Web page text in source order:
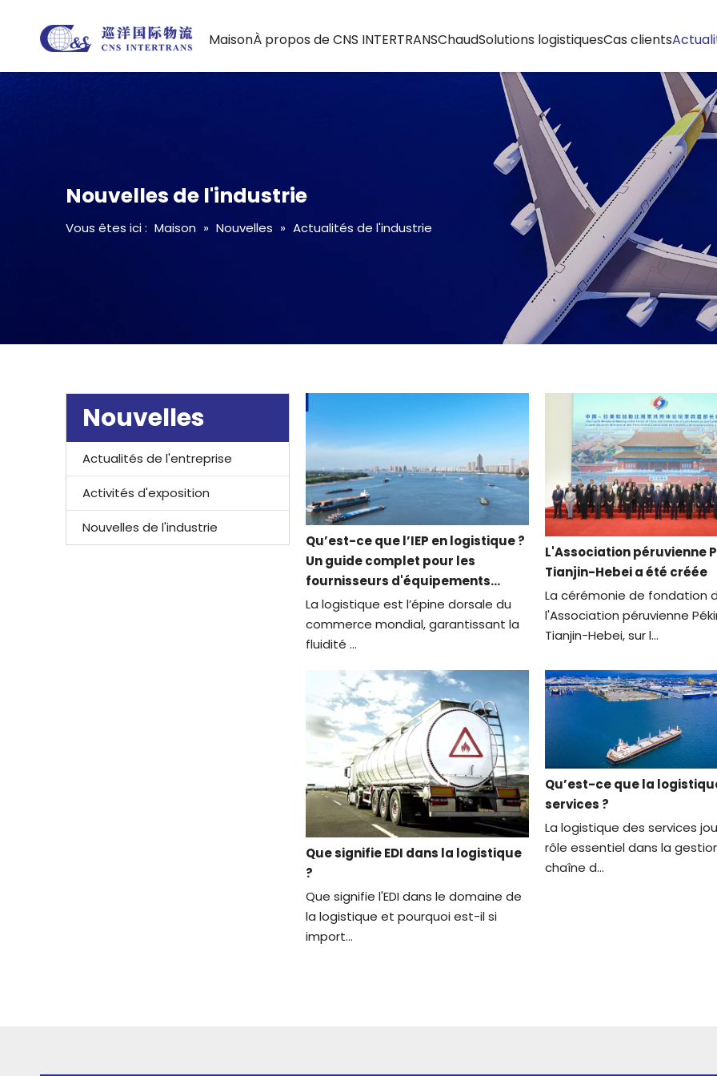
MaisonÀ propos de CNS INTERTRANSChaudSolutions logistiquesCas clients
Nouvelles de l'industrie
Vous êtes ici : Maison » Nouvelles » Actualités de l'industrie
Nouvelles
Actualités de l'entreprise
Activités d'exposition
Nouvelles de l'industrie
Qu’est-ce que l’IEP en logistique ?
Un guide complet pour les
fournisseurs d'équipements
intermodaux
La logistique est l’épine dorsale du
commerce mondial, garantissant la
fluidité ...
L'Association péruvienne
Tianjin-Hebei a été créée
La cérémonie de fondation
l'Association péruvienne
Tianjin-Hebei, sur l...
Que signifie EDI dans la logistique
?
Que signifie l'EDI dans le domaine de
la logistique et pourquoi est-il si
import...
Qu’est-ce que la
services ?
La logistique des services
rôle essentiel dans la
chaîne d...